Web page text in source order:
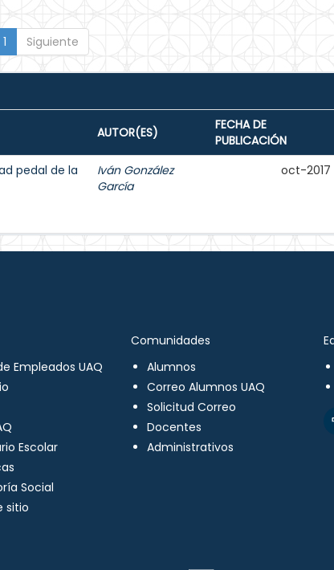
1 Siguiente
AUTOR(ES)
FECHA DE
PUBLICACIÓN
pedal de la
Iván González
García
oct-2017
Empleados UAQ
Escolar
Social
sitio
Comunidades
Alumnos
Correo Alumnos UAQ
Solicitud Correo
Docentes
Administrativos